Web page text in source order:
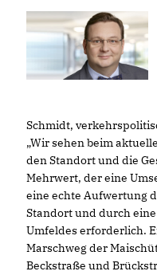
Schmidt,
Wir sehen beim
den Standort und die
Mehrwert, der eine
eine echte Aufwertung
Standort und durch
Umfeldes erforderlich.
Marschweg der
Beckstraße und